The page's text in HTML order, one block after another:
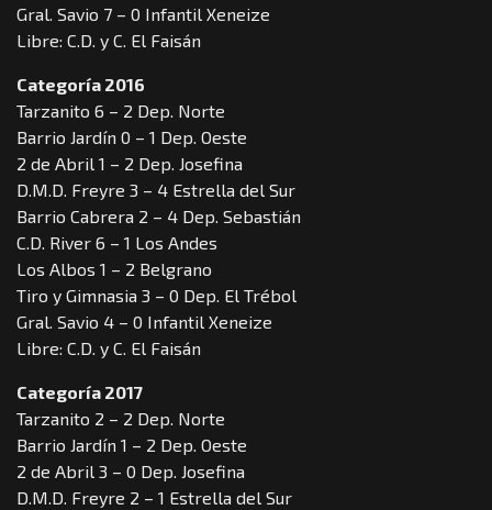
Gral. Savio 7 – 0 Infantil Xeneize
Libre: C.D. y C. El Faisán
Categoría 2016
Tarzanito 6 – 2 Dep. Norte
Barrio Jardín 0 – 1 Dep. Oeste
2 de Abril 1 – 2 Dep. Josefina
D.M.D. Freyre 3 – 4 Estrella del Sur
Barrio Cabrera 2 – 4 Dep. Sebastián
C.D. River 6 – 1 Los Andes
Los Albos 1 – 2 Belgrano
Tiro y Gimnasia 3 – 0 Dep. El Trébol
Gral. Savio 4 – 0 Infantil Xeneize
Libre: C.D. y C. El Faisán
Categoría 2017
Tarzanito 2 – 2 Dep. Norte
Barrio Jardín 1 – 2 Dep. Oeste
2 de Abril 3 – 0 Dep. Josefina
D.M.D. Freyre 2 – 1 Estrella del Sur